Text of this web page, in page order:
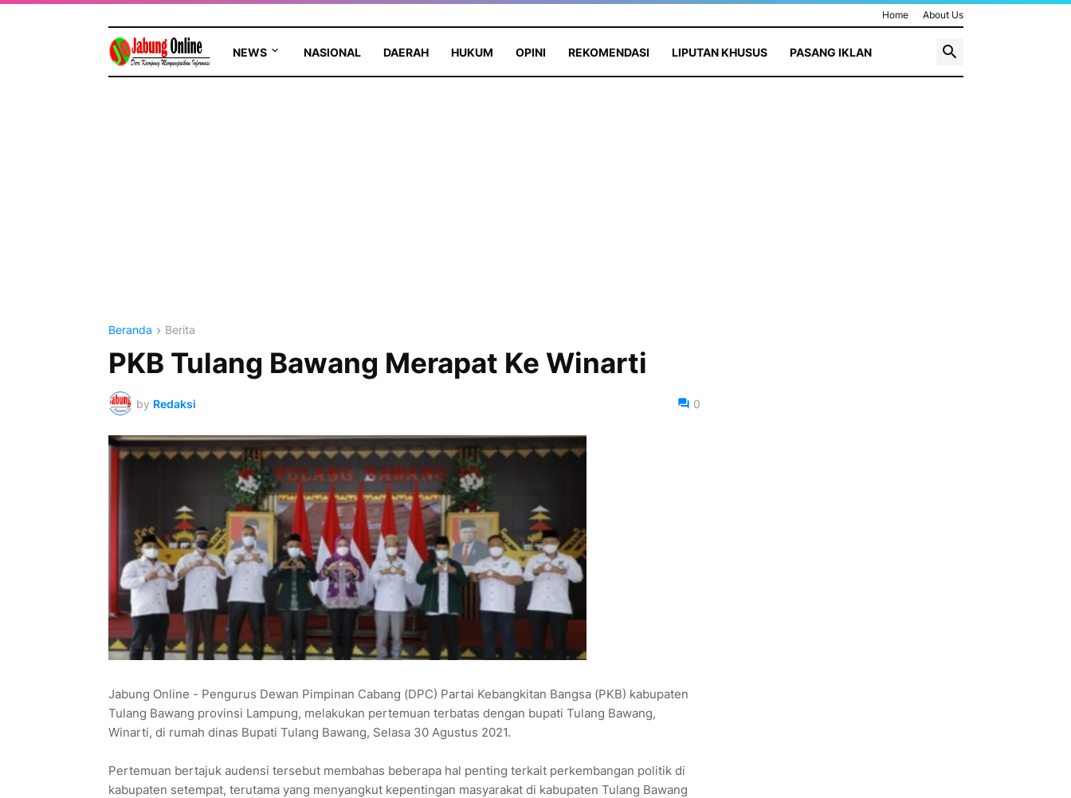
Home About Us
NEWS NASIONAL DAERAH HUKUM OPINI REKOMENDASI LIPUTAN KHUSUS PASANG IKLAN
Beranda Berita
PKB Tulang Bawang Merapat Ke Winarti
by Redaksi 0
Jabung Online - Pengurus Dewan Pimpinan Cabang (DPC) Partai Kebangkitan Bangsa (PKB) kabupaten
Tulang Bawang provinsi Lampung, melakukan pertemuan terbatas dengan bupati Tulang Bawang,
Winarti, di rumah dinas Bupati Tulang Bawang, Selasa 30 Agustus 2021.
Pertemuan bertajuk audensi tersebut membahas beberapa hal penting terkait perkembangan politik di
kabupaten setempat, terutama yang menyangkut kepentingan masyarakat di kabupaten Tulang Bawang